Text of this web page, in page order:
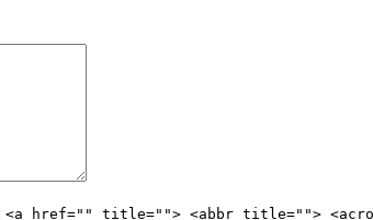
<a href="" title=""> <abbr title="">